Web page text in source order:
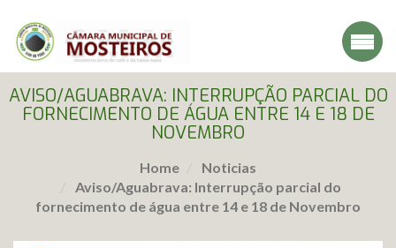
AVISO/AGUABRAVA: INTERRUPÇÃO PARCIAL DO
FORNECIMENTO DE ÁGUA ENTRE 14 E 18 DE
NOVEMBRO
Home
Noticias
Aviso/Aguabrava: Interrupção parcial do
fornecimento de água entre 14 e 18 de Novembro